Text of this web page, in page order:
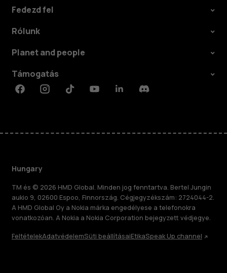
Fedezd fel
Rólunk
Planet and people
Támogatás
FacebookInstagramTiktokYoutubeLinkedinDiscord
Hungary
TM és © 2026 HMD Global. Minden jog fenntartva. Bertel Jungin
aukio 9, 02600 Espoo, Finnország. Cégjegyzékszám: 2724044-2.
A HMD Global Oy a Nokia márka engedélyese a telefonokra
vonatkozóan. A Nokia a Nokia Corporation bejegyzett védjegye.
FeltételekAdatvédelemSüti beállításaiEtikaSpeak Up channel